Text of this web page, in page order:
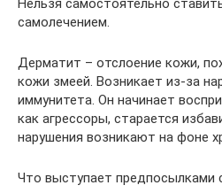
самолечением.
Дерматит – отслоение кожи,
кожи змеей. Возникает из-за
иммунитета. Он начинает
как агрессоры, старается
нарушения возникают на фоне
Что выступает предпосылками